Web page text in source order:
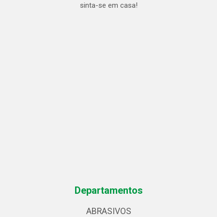
sinta-se em casa!
Departamentos
ABRASIVOS